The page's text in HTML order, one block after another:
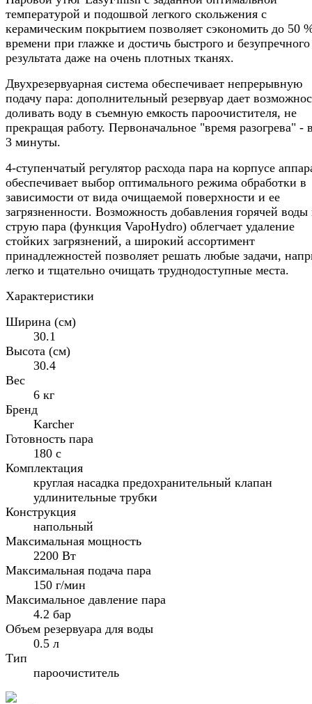
температурой и подошвой легкого скольжения с
керамическим покрытием позволяет сэкономить до 50
времени при глажке и достичь быстрого и безупречного
результата даже на очень плотных тканях.
Двухрезервуарная система обеспечивает непрерывную
подачу пара: дополнительный резервуар дает
доливать воду в съемную емкость пароочистителя, не
прекращая работу. Первоначальное "время разогрева" -
3 минуты.
4-ступенчатый регулятор расхода пара на корпусе
обеспечивает выбор оптимального режима обработки в
зависимости от вида очищаемой поверхности и ее
загрязненности. Возможность добавления горячей воды
струю пара (функция VapoHydro) облегчает удаление
стойких загрязнений, а широкий ассортимент
принадлежностей позволяет решать любые задачи,
легко и тщательно очищать труднодоступные места.
Характеристики
Ширина (см)
30.1
Высота (см)
30.4
Вес
6 кг
Бренд
Karcher
Готовность пара
180 с
Комплектация
круглая насадка предохранительный клапан
удлинительные трубки
Конструкция
напольный
Максимальная мощность
2200 Вт
Максимальная подача пара
150 г/мин
Максимальное давление пара
4.2 бар
Объем резервуара для воды
0.5 л
Тип
пароочиститель